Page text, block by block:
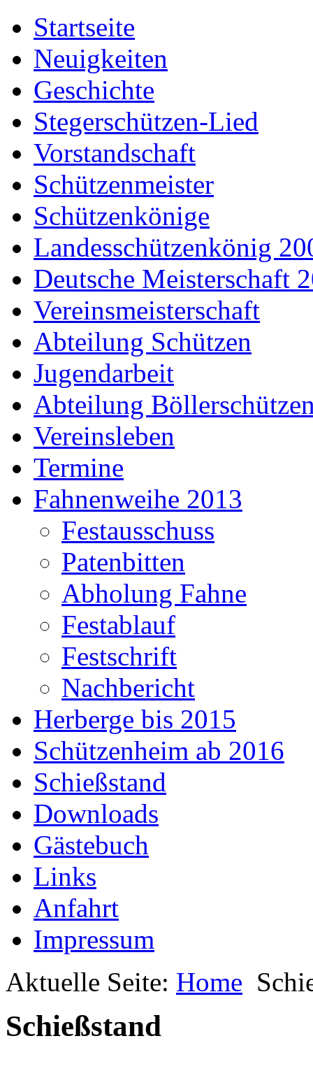
Startseite
Neuigkeiten
Geschichte
Stegerschützen-Lied
Vorstandschaft
Schützenmeister
Schützenkönige
Landesschützenkönig
Deutsche Meisterschaft
Vereinsmeisterschaft
Abteilung Schützen
Jugendarbeit
Abteilung
Vereinsleben
Termine
Fahnenweihe 2013
Festausschuss
Patenbitten
Abholung Fahne
Festablauf
Festschrift
Nachbericht
Herberge bis 2015
Schützenheim ab 2016
Schießstand
Downloads
Gästebuch
Links
Anfahrt
Impressum
Aktuelle Seite: Home
Schießstand